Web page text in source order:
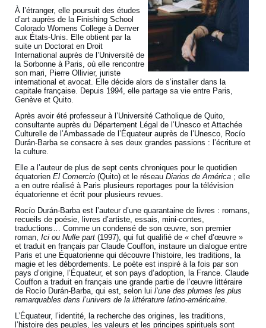
À l’étranger, elle poursuit des études
d’art auprès de la Finishing School
Colorado Womens College à Denver
aux États-Unis. Elle obtient par la
suite un Doctorat en Droit
International auprès de l’Université de
la Sorbonne à Paris, où elle rencontre
son mari, Pierre Ollivier, juriste
international et avocat. Elle décide alors de s’installer dans la
capitale française. Depuis 1994, elle partage sa vie entre Paris,
Genève et Quito.
Après avoir été professeur à l’Université Catholique de Quito,
consultante auprès du Département Légal de l’Unesco et Attachée
Culturelle de l’Ambassade de l’Équateur auprès de l’Unesco, Rocío
Durán-Barba se consacre à ses deux grandes passions : l’écriture et
la culture.
Elle a l’auteur de plus de sept cents chroniques pour le quotidien
équatorienEl Comercio (Quito) et le réseauDiarios de América ; elle
a en outre réalisé à Paris plusieurs reportages pour la télévision
équatorienne et écrit pour plusieurs revues.
Rocío Durán-Barba est l’auteur d’une quarantaine de livres : romans,
recueils de poésie, livres d’artiste, essais, mini-contes,
traductions… Comme un condensé de son œuvre, son premier
roman,Ici ou Nulle part (1997), qui fut qualifié de « chef d’œuvre »
et traduit en français par Claude Couffon, instaure un dialogue entre
Paris et une Équatorienne qui découvre l’histoire, les traditions, la
magie et les débordements. Le poète est inspiré à la fois par son
pays d’origine, l’Équateur, et son pays d’adoption, la France. Claude
Couffon a traduit en français une grande partie de l’œuvre littéraire
de Rocío Durán-Barba, qui est, selon luil’une des plumes les plus
remarquables dans l’univers de la littérature latino-américaine.
L’Équateur, l’identité, la recherche des origines, les traditions,
l’histoire des peuples, les valeurs et les principes spirituels sont